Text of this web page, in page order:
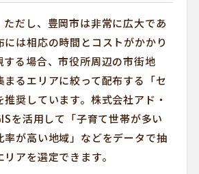
ただし、豊岡市は非常に広大であ
には相応の時間とコストがかかり
する場合、市役所周辺の市街地
まるエリアに絞って配布する「セ
奨しています。株式会社アド・
を活用して「子育て世帯が多い
率が高い地域」などをデータで抽
アを選定できます。